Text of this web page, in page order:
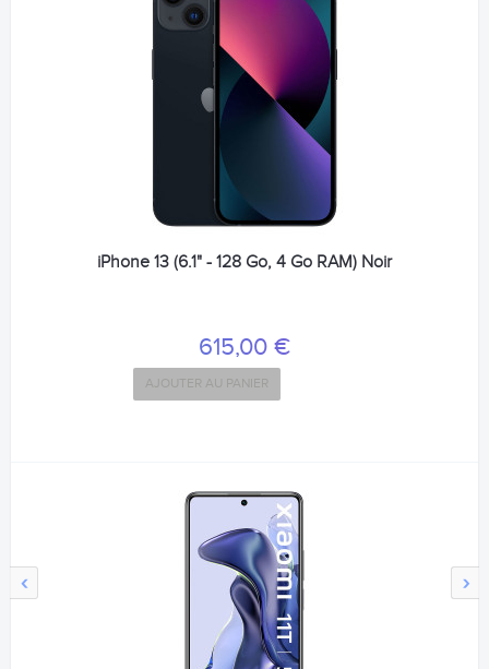
‹ ›
iPhone 13 (6.1" - 128 Go, 4 Go RAM) Noir
615,00 €
AJOUTER AU PANIER